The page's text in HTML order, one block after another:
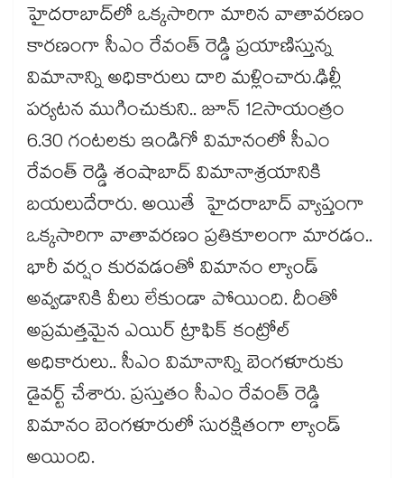
హైదరాబాద్‌లో ఒక్కసారిగా మారిన వాతావరణం
కారణంగా సీఎం రేవంత్ రెడ్డి ప్రయాణిస్తున్న
విమానాన్ని అధికారులు దారి మళ్లించారు.ఢిల్లీ
పర్యటన ముగించుకుని.. జూన్ 12సాయంత్రం
6.30 గంటలకు ఇండిగో విమానంలో సీఎం
రేవంత్ రెడ్డి శంషాబాద్ విమానాశ్రయానికి
బయలుదేరారు. అయితే హైదరాబాద్ వ్యాప్తంగా
ఒక్కసారిగా వాతావరణం ప్రతికూలంగా మారడం..
భారీ వర్షం కురవడంతో విమానం ల్యాండ్
అవ్వడానికి వీలు లేకుండా పోయింది. దీంతో
అప్రమత్తమైన ఎయిర్ ట్రాఫిక్ కంట్రోల్
అధికారులు.. సీఎం విమానాన్ని బెంగళూరుకు
డైవర్ట్ చేశారు. ప్రస్తుతం సీఎం రేవంత్ రెడ్డి
విమానం బెంగళూరులో సురక్షితంగా ల్యాండ్
అయింది.